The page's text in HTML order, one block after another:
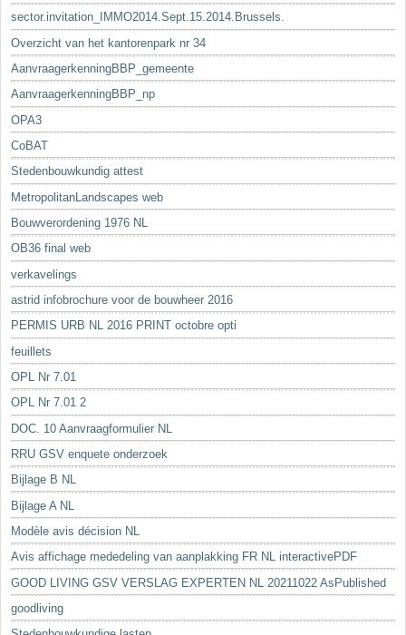
sector.invitation_IMMO2014.Sept.15.2014.Brussels.
Overzicht van het kantorenpark nr 34
AanvraagerkenningBBP_gemeente
AanvraagerkenningBBP_np
OPA3
CoBAT
Stedenbouwkundig attest
MetropolitanLandscapes web
Bouwverordening 1976 NL
OB36 final web
verkavelings
astrid infobrochure voor de bouwheer 2016
PERMIS URB NL 2016 PRINT octobre opti
feuillets
OPL Nr 7.01
OPL Nr 7.01 2
DOC. 10 Aanvraagformulier NL
RRU GSV enquete onderzoek
Bijlage B NL
Bijlage A NL
Modèle avis décision NL
Avis affichage mededeling van aanplakking FR NL interactivePDF
GOOD LIVING GSV VERSLAG EXPERTEN NL 20211022 AsPublished
goodliving